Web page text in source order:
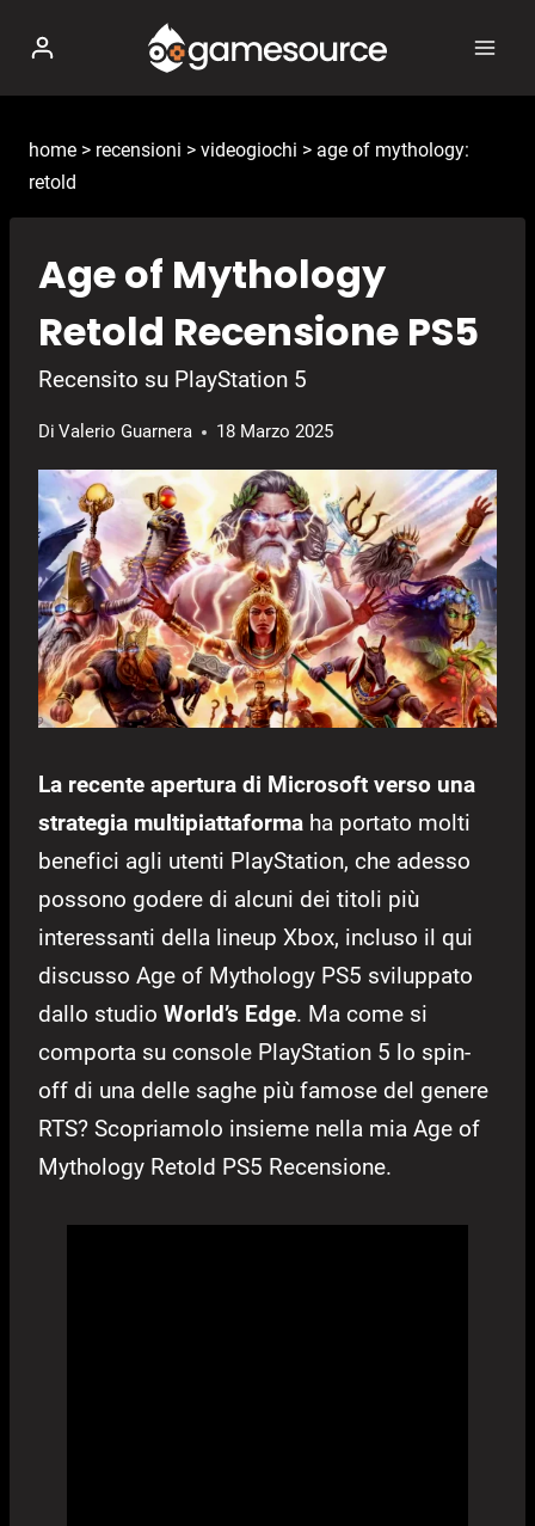
contenuto
home > recensioni > videogiochi > age of mythology:
retold
Age of Mythology
Retold Recensione PS5
Recensito su PlayStation 5
Di Valerio Guarnera 18 Marzo 2025
La recente apertura di Microsoft verso una
strategia multipiattaforma ha portato molti
benefici agli utenti PlayStation, che adesso
possono godere di alcuni dei titoli più
interessanti della lineup Xbox, incluso il qui
discusso Age of Mythology PS5 sviluppato
dallo studio World’s Edge. Ma come si
comporta su console PlayStation 5 lo spin-
off di una delle saghe più famose del genere
RTS? Scopriamolo insieme nella mia Age of
Mythology Retold PS5 Recensione.